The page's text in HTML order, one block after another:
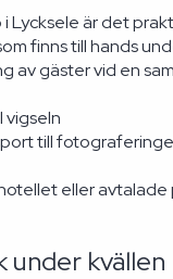
i Lycksele är det
finns till hands
av gäster vid en
vigseln
till
eller
kvällen